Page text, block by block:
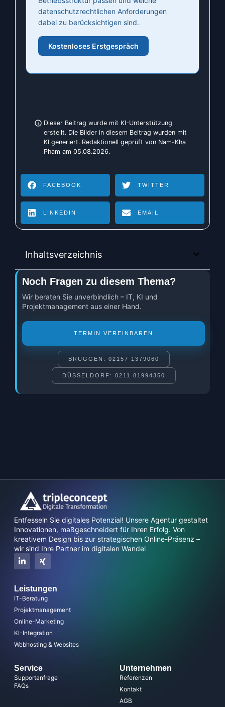
datenschutzrechtlichen Anforderungen
dabei zu berücksichtigen sind.
Kostenloses Erstgespräch
Dieser Beitrag wurde mit KI-Unterstützung
erstellt. Die Bilder in diesem Beitrag wurden mit
KI generiert. Redaktionell geprüft von Nam-Kha
Pham am 05.08.2026.
FACEBOOK TWITTER
LINKEDIN EMAIL
Inhaltsverzeichnis
Noch Fragen zu diesem Thema?
Wir beraten Sie unverbindlich – IT, KI und
Projektmanagement aus einer Hand.
TERMIN VEREINBAREN
BRÜGGEN: 02157 1379060
DÜSSELDORF: 0211 81994350
Entfesseln Sie digitales Potenzial! Unsere Agentur gestaltet
Innovationen, maßgeschneidert für Ihren Erfolg. Von
kreativem Design bis zur strategischen Online-Präsenz –
wir sind Ihre Partner im digitalen Wandel
Leistungen
IT-Beratung
Projektmanagement
Online-Marketing
KI-Integration
Webhosting & Websites
Service
Supportanfrage
FAQs
Unternehmen
Referenzen
Kontakt
AGB